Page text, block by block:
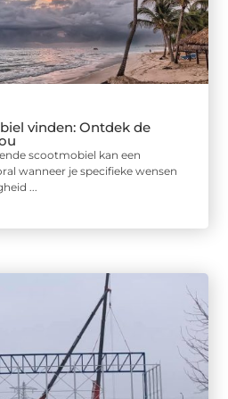
vinden: Ontdek de
scootmobiel kan een
wanneer je specifieke wensen
...